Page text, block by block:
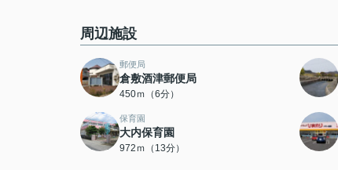
周辺施設
郵便局
倉敷酒津郵便局
450ｍ（6分）
保育園
大内保育園
972ｍ（13分）